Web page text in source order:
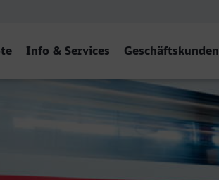
Info & Services Geschäftskunden
Hbf